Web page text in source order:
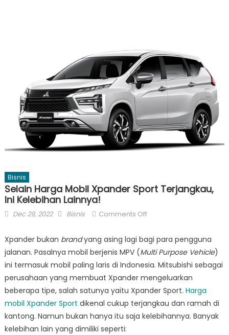
Bisnis
Selain Harga Mobil Xpander Sport Terjangkau,
Ini Kelebihan Lainnya!
Posted
Dec 29, 2022 Author
Bisnis Comments Offon
Harga
Mobil
Xpander
Terjangkau,
Ini
Kelebihan
Lainnya!
Xpander bukan brandyang asing lagi bagi para pengguna
jalanan. Pasalnya mobil berjenis MPV (Multi Purpose Vehicle)
ini termasuk mobil paling laris di Indonesia. Mitsubishi sebagai
perusahaan yang membuat Xpander mengeluarkan
beberapa tipe, salah satunya yaitu Xpander Sport. Harga
mobil Xpander Sport dikenal cukup terjangkau dan ramah di
kantong. Namun bukan hanya itu saja kelebihannya. Banyak
kelebihan lain yang dimiliki seperti: